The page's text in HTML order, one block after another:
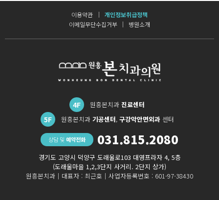
이용약관
개인정보취급정책
이메일무단수집거부
병원소개
4F 원흥본치과 진료센터
5F 원흥본치과 기공센터, 구강악안면외과센터
상담 및 예약전화 031.815.2080
경기도 고양시 덕양구 도래울로103 대영프라자 4, 5층
(도래울마을 1,2,3단지 사거리. 2단지 상가)
원흥본치과｜ 대표자 : 최근호｜ 사업자등록번호 : 601-97-38430